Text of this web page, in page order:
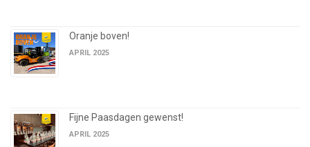
Oranje boven!
APRIL 2025
Fijne Paasdagen gewenst!
APRIL 2025